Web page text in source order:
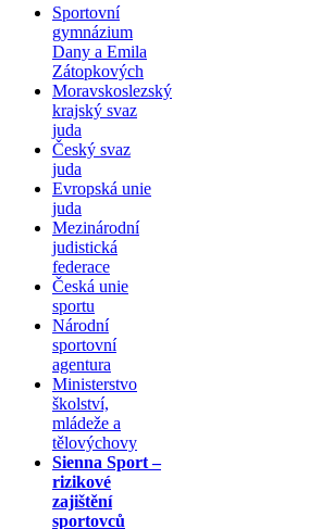
Sportovní
gymnázium
Dany a Emila
Zátopkových
Moravskoslezský
krajský svaz
juda
Český svaz
juda
Evropská unie
juda
Mezinárodní
judistická
federace
Česká unie
sportu
Národní
sportovní
agentura
Ministerstvo
školství,
mládeže a
tělovýchovy
Sienna Sport –
rizikové
zajištění
sportovců